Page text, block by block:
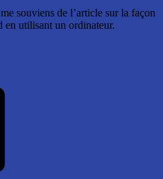
souviens de l’article sur la façon
en utilisant un ordinateur.